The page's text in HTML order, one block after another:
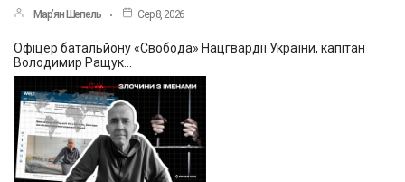
Мар’ян Шепель Сер 8, 2026
Офіцер батальйону «Свобода» Нацгвардії України, капітан
Володимир Ращук…